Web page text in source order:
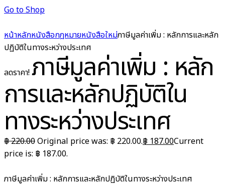
Go to Shop
หน้าหลักหนังสือกฎหมายหนังสือใหม่ภาษีมูลค่าเพิ่ม : หลักการและหลัก
ปฏิบัติในทางระหว่างประเทศ
ลดราคา!ภาษีมูลค่าเพิ่ม : หลัก
การและหลักปฏิบัติใน
ทางระหว่างประเทศ
฿220.00Original price was: ฿ 220.00.฿ 187.00Current
price is: ฿ 187.00.
ภาษีมูลค่าเพิ่ม : หลักการและหลักปฏิบัติในทางระหว่างประเทศ